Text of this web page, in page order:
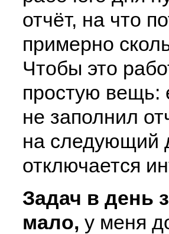
отчёт, на что
примерно
Чтобы это
простую вещь:
не заполнил
на следующий
отключается
Задач в день
мало, у меня